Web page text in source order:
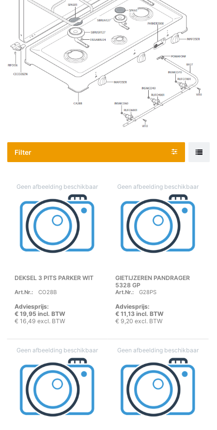
Filter
DEKSEL 3 PITS PARKER WIT
Art.Nr.: CO28B
Adviesprijs:
€ 19,95 incl. BTW
€ 16,49 excl. BTW
GIETIJZEREN PANDRAGER
5328 GP
Art.Nr.: G28PS
Adviesprijs:
€ 11,13 incl. BTW
€ 9,20 excl. BTW